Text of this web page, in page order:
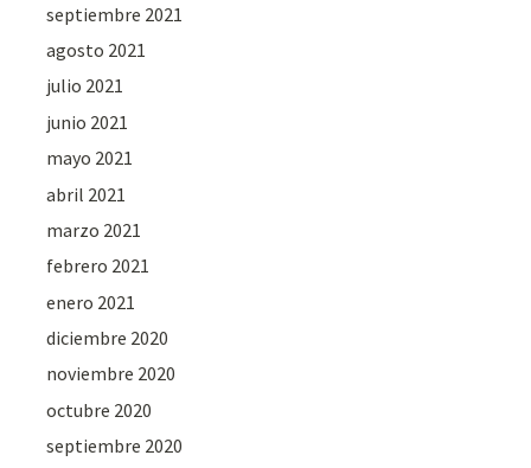
septiembre 2021
agosto 2021
julio 2021
junio 2021
mayo 2021
abril 2021
marzo 2021
febrero 2021
enero 2021
diciembre 2020
noviembre 2020
octubre 2020
septiembre 2020